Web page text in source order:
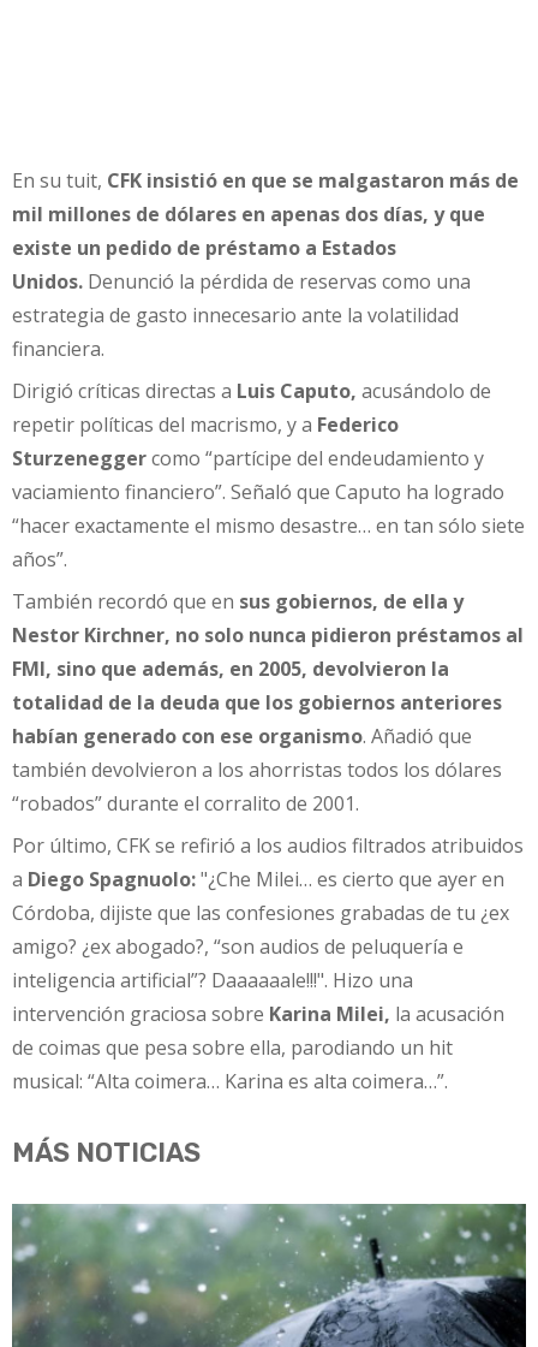
En su tuit, CFK insistió en que se malgastaron más de
mil millones de dólares en apenas dos días, y que
existe un pedido de préstamo a Estados
Unidos. Denunció la pérdida de reservas como una
estrategia de gasto innecesario ante la volatilidad
financiera.
Dirigió críticas directas a Luis Caputo, acusándolo de
repetir políticas del macrismo, y a Federico
Sturzeneggercomo “partícipe del endeudamiento y
vaciamiento financiero”. Señaló que Caputo ha logrado
“hacer exactamente el mismo desastre… en tan sólo siete
años”.
También recordó que en sus gobiernos, de ella y
Nestor Kirchner, no solo nunca pidieron préstamos al
FMI, sino que además, en 2005, devolvieron la
totalidad de la deuda que los gobiernos anteriores
habían generado con ese organismo. Añadió que
también devolvieron a los ahorristas todos los dólares
“robados” durante el corralito de 2001.
Por último, CFK se refirió a los audios filtrados atribuidos
a Diego Spagnuolo:"¿Che Milei… es cierto que ayer en
Córdoba, dijiste que las confesiones grabadas de tu ¿ex
amigo? ¿ex abogado?, “son audios de peluquería e
inteligencia artificial”? Daaaaaale!!!". Hizo una
intervención graciosa sobre Karina Milei, la acusación
de coimas que pesa sobre ella, parodiando un hit
musical: “Alta coimera… Karina es alta coimera…”.
MÁS NOTICIAS